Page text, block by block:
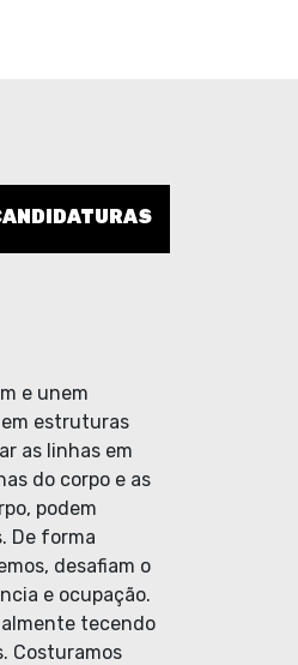
e unem
estruturas
as linhas em
do corpo e as
podem
De forma
desafiam o
e ocupação.
tecendo
Costuramos